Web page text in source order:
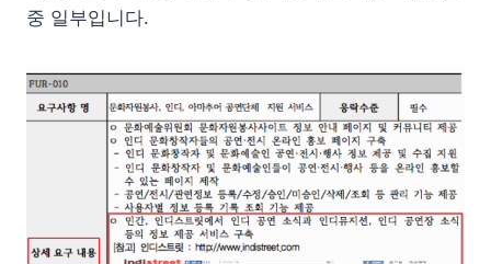
중 일부입니다.